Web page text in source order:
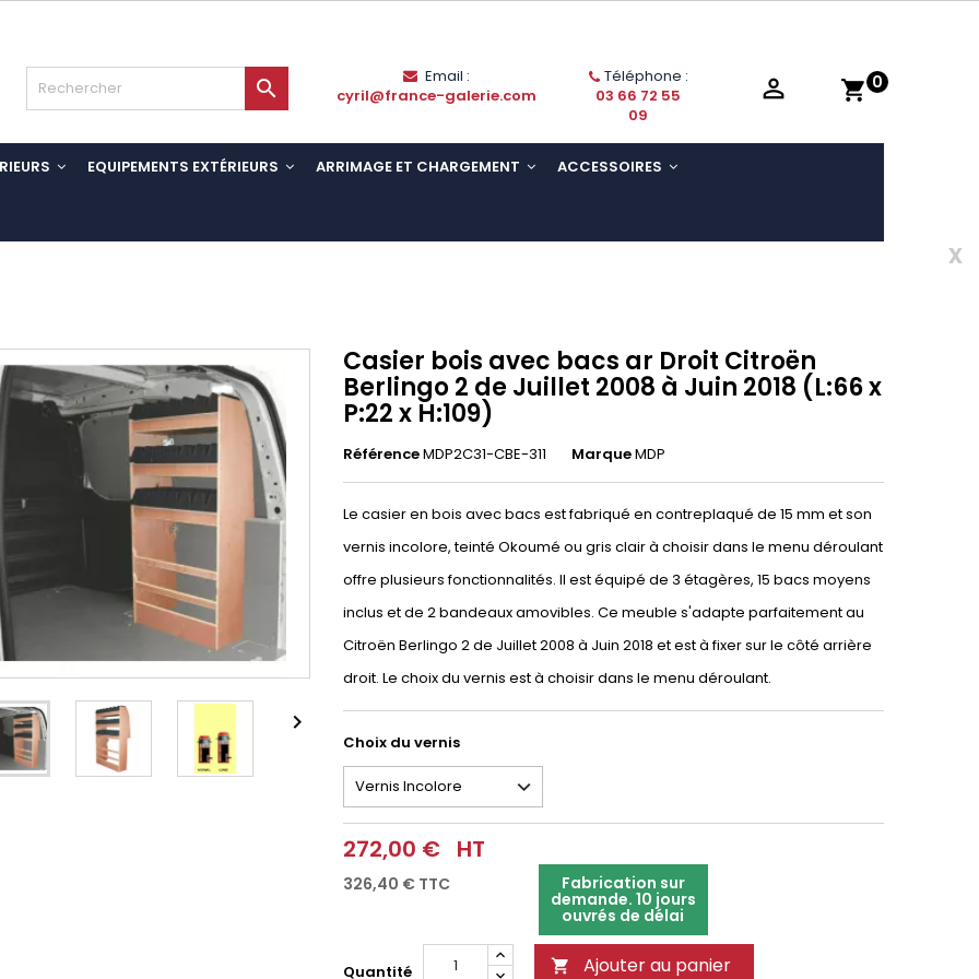
shopping_cart 0

Email :
cyril@france-galerie.com
Téléphone :
03 66 72 55
09

EQUIPEMENTS EXTÉRIEURS ARRIMAGE ET CHARGEMENT ACCESSOIRES
x

Casier bois avec bacs ar Droit Citroën
Berlingo 2 de Juillet 2008 à Juin 2018 (L:66 x
P:22 x H:109)
RéférenceMDP2C31-CBE-311 MarqueMDP
Le casier en bois avec bacs est fabriqué en contreplaqué de 15 mm et son
vernis incolore, teinté Okoumé ou gris clair à choisir dans le menu déroulant
offre plusieurs fonctionnalités. Il est équipé de 3 étagères, 15 bacs moyens
inclus et de 2 bandeaux amovibles. Ce meuble s'adapte parfaitement au
Citroën Berlingo 2 de Juillet 2008 à Juin 2018 et est à fixer sur le côté arrière
droit. Le choix du vernis est à choisir dans le menu déroulant.
Choix du vernis
272,00 € HT
326,40 € TTC Fabrication sur
demande. 10 jours
ouvrés de délai
Quantité  Ajouter au panier